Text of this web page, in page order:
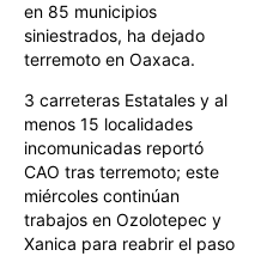
en 85 municipios
siniestrados, ha dejado
terremoto en Oaxaca.
3 carreteras Estatales y al
menos 15 localidades
incomunicadas reportó
CAO tras terremoto; este
miércoles continúan
trabajos en Ozolotepec y
Xanica para reabrir el paso